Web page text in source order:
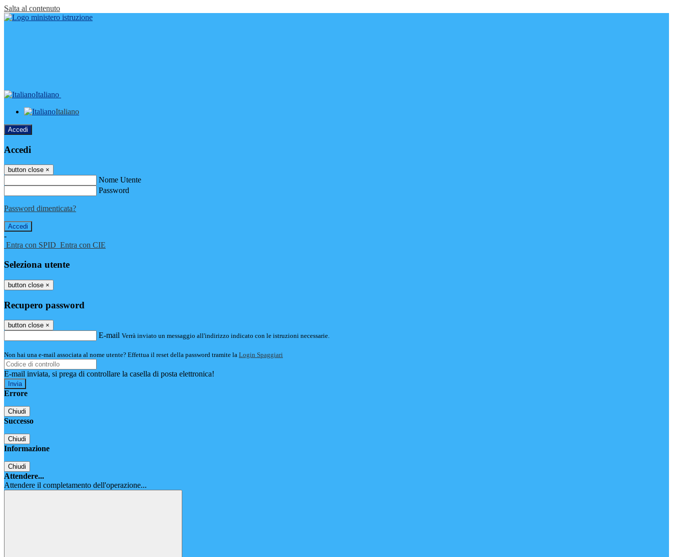
Salta al contenuto
Italiano
Italiano
Accedi
Accedi
button close ×
Nome Utente
Password
Password dimenticata?
-
Entra con SPID Entra con CIE
Seleziona utente
button close ×
Recupero password
button close ×
E-mail Verrà inviato un messaggio all'indirizzo indicato con le istruzioni necessarie.
Non hai una e-mail associata al nome utente? Effettua il reset della password tramite la Login Spaggiari
E-mail inviata, si prega di controllare la casella di posta elettronica!
Errore
Chiudi
Successo
Chiudi
Informazione
Chiudi
Attendere...
Attendere il completamento dell'operazione...